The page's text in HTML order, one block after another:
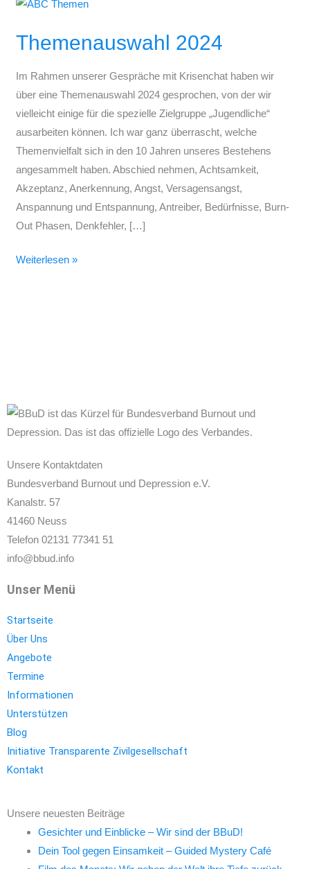
Themenauswahl 2024
Im Rahmen unserer Gespräche mit Krisenchat haben wir
über eine Themenauswahl 2024 gesprochen, von der wir
vielleicht einige für die spezielle Zielgruppe „Jugendliche“
ausarbeiten können. Ich war ganz überrascht, welche
Themenvielfalt sich in den 10 Jahren unseres Bestehens
angesammelt haben. Abschied nehmen, Achtsamkeit,
Akzeptanz, Anerkennung, Angst, Versagensangst,
Anspannung und Entspannung, Antreiber, Bedürfnisse, Burn-
Out Phasen, Denkfehler, […]
Weiterlesen »
Unsere Kontaktdaten
Bundesverband Burnout und Depression e.V.
Kanalstr. 57
41460 Neuss
Telefon 02131 77341 51
info@bbud.info
Unser Menü
Startseite
Über Uns
Angebote
Termine
Informationen
Unterstützen
Blog
Initiative Transparente Zivilgesellschaft
Kontakt
Unsere neuesten Beiträge
Gesichter und Einblicke – Wir sind der BBuD!
Dein Tool gegen Einsamkeit – Guided Mystery Café